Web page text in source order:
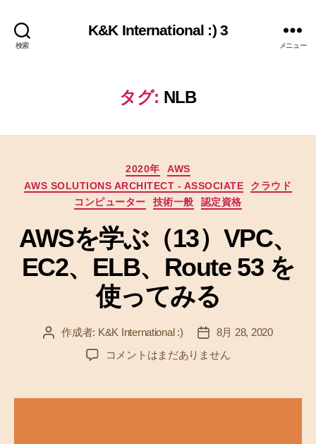
検索
K&K International :) 3
メニュー
タグ: NLB
カ
テ
ゴ
リ
ー
2020年
AWS
AWS SOLUTIONS ARCHITECT - ASSOCIATE
クラウド
コンピューター
技術一般 認定資格
AWSを学ぶ（13）VPC、
EC2、ELB、Route 53 を
使ってみる
投 作成者: K&K International :)
投
稿
日
8月 28, 2020
A
を
コメントはまだありません